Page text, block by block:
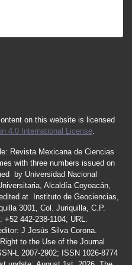
on this website is licensed
4.0 International License.
Revista Mexicana de Ciencias
with three numbers issued on
by Universidad Nacional
Alcaldía Coyoacán,
at Instituto de Geociencias,
3001, Col. Juriquilla, C.P.
+52 442-238-1104; URL:
J Jesús Silva Corona.
to the Use of the Journal
-L 2007-2902; ISSN 1026-8774